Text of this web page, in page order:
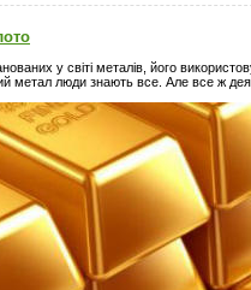
у світі металів, його
метал люди знають все. Але все ж